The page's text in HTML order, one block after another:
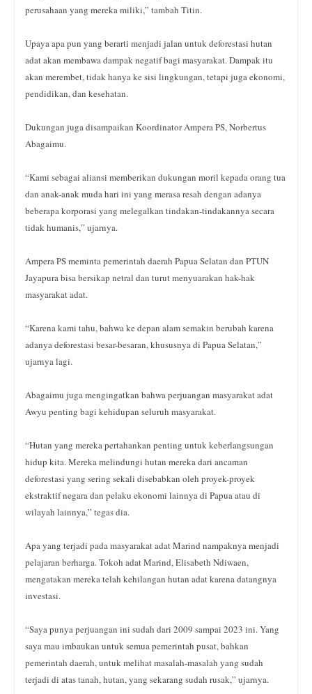
perusahaan yang mereka miliki,” tambah Titin.
Upaya apa pun yang berarti menjadi jalan untuk deforestasi hutan
adat akan membawa dampak negatif bagi masyarakat. Dampak itu
akan merembet, tidak hanya ke sisi lingkungan, tetapi juga ekonomi,
pendidikan, dan kesehatan.
Dukungan juga disampaikan Koordinator Ampera PS, Norbertus
Abagaimu.
“Kami sebagai aliansi memberikan dukungan moril kepada orang tua
dan anak-anak muda hari ini yang merasa resah dengan adanya
beberapa korporasi yang melegalkan tindakan-tindakannya secara
tidak humanis,” ujarnya.
Ampera PS meminta pemerintah daerah Papua Selatan dan PTUN
Jayapura bisa bersikap netral dan turut menyuarakan hak-hak
masyarakat adat.
“Karena kami tahu, bahwa ke depan alam semakin berubah karena
adanya deforestasi besar-besaran, khususnya di Papua Selatan,”
ujarnya lagi.
Abagaimu juga mengingatkan bahwa perjuangan masyarakat adat
Awyu penting bagi kehidupan seluruh masyarakat.
“Hutan yang mereka pertahankan penting untuk keberlangsungan
hidup kita. Mereka melindungi hutan mereka dari ancaman
deforestasi yang sering sekali disebabkan oleh proyek-proyek
ekstraktif negara dan pelaku ekonomi lainnya di Papua atau di
wilayah lainnya,” tegas dia.
Apa yang terjadi pada masyarakat adat Marind nampaknya menjadi
pelajaran berharga. Tokoh adat Marind, Elisabeth Ndiwaen,
mengatakan mereka telah kehilangan hutan adat karena datangnya
investasi.
“Saya punya perjuangan ini sudah dari 2009 sampai 2023 ini. Yang
saya mau imbaukan untuk semua pemerintah pusat, bahkan
pemerintah daerah, untuk melihat masalah-masalah yang sudah
terjadi di atas tanah, hutan, yang sekarang sudah rusak,” ujarnya.